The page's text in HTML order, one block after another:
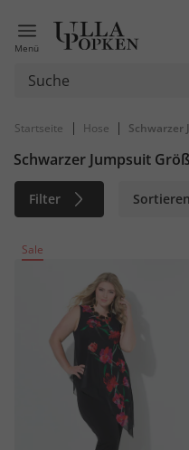
Menü
Startseite | Hose | Schwarzer
Schwarzer Jumpsuit
Filter Sortieren
Sale